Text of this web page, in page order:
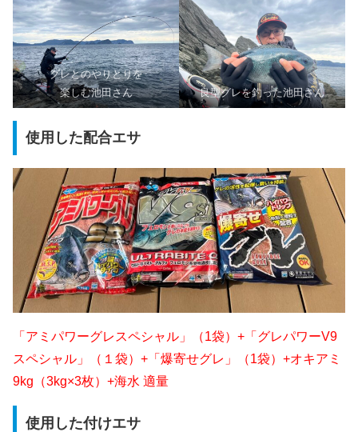
グレとのやりとりを
楽しむ池田さん
良型グレを釣った池田さん
使用した配合エサ
「アミパワーグレスペシャル」（1袋）+「グレパワーV9
スペシャル」（１袋）+「爆寄せグレ」（1袋）+オキアミ
9kg（3kg×3枚）+海水 適量
使用した付けエサ